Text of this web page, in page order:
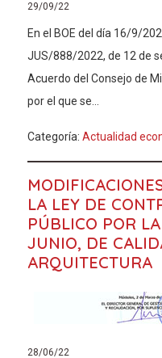
29/09/22
En el BOE del día 16/9/
JUS/888/2022, de 12 de
Acuerdo del Consejo de
por el que se...
Categoría: Actualidad
LA LEY DE
PÚBLICO POR
JUNIO, DE
ARQUITECTURA
28/06/22